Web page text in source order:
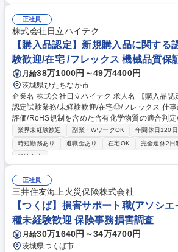
ループ会社からのサービス全般の受付窓口 →主
急応援要請への応対や、サービス改善要望の取り
グループ会社のサービスエンジニアの育成および
集職種 【茨城/サービスエンジニア】海外担当/半
ックス◎在宅
正社員
株式会社日立ハイテク
【購入品認定】新規購入品に関する
験歓迎/在宅 /フレックス 機械品質保
月給38万1000円～49万4400円
茨城県ひたちなか市
企業名 株式会社日立ハイテク 求人名 【購入品認定】新規購入品に関する
認定試験業務/未経験歓迎/在宅◎/フレックス 仕事の内容 外観・内部構造の
評価/RoHS規制を含めた含有化学物質の適合判
る購入品仕様や品質管理工程図の情報から、不具
の試験を実施し、合否判定する業務。 【業務内容】■設計部門や調達部門
などとレビューしながら試験項目の決定 ■構造確
いるかの動作確認/評価(通電試験/ヒートサイクル
どの特性評価など) ※業務の一部として部品の性
について直接サプライヤ様とやりとりいただくこともあ
【購入品認定】新規購入品に関する認定試験業
ックス
業界未経験歓迎 副業・WワークOK 年間休日120
時短勤務あり
退職金あり 在宅OK 完全週休2日
服装自由
正社員
三井住友海上火災保険株式会社
【つくば】損害サポート職(アソシ
種未経験歓迎 保険事務損害調査
月給30万1640円～34万4700円
茨城県つくば市